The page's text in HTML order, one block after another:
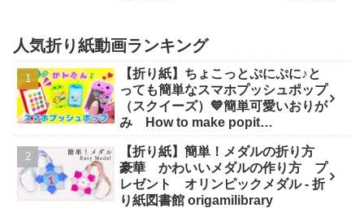
人気折り紙動画ランキング
【折り紙】ちょこっとぷにぷに♪と
っても簡単なスマホプッシュポップ
（スクイーズ）💙簡単可愛いおりが
み How to make popit
SodaCatOrigami 楽しい折り紙♪
【折り紙】簡単！メダルの折り方
豪華 かわいいメダルの作り方 プ
レゼント オリンピックメダル - 折
り紙図書館 origamilibrary